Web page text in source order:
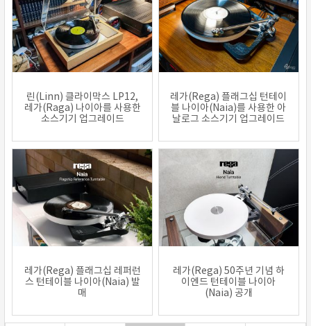
린(Linn) 클라이막스 LP12,
레가(Raga) 나이아를 사용한
소스기기 업그레이드
레가(Rega) 플래그십 턴테이
블 나이아(Naia)를 사용한 아
날로그 소스기기 업그레이드
레가(Rega) 플래그십 레퍼런
스 턴테이블 나이아(Naia) 발
매
레가(Rega) 50주년 기념 하
이엔드 턴테이블 나이아
(Naia) 공개